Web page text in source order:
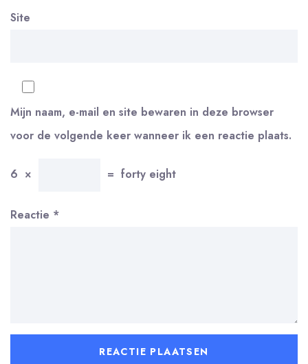
Site
Mijn naam, e-mail en site bewaren in deze browser
voor de volgende keer wanneer ik een reactie plaats.
6 × = forty eight
Reactie *